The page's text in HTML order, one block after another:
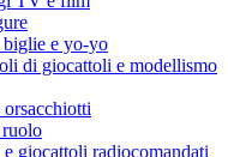
e yo-yo
di giocattoli e modellismo
orsacchiotti
giocattoli radiocomandati